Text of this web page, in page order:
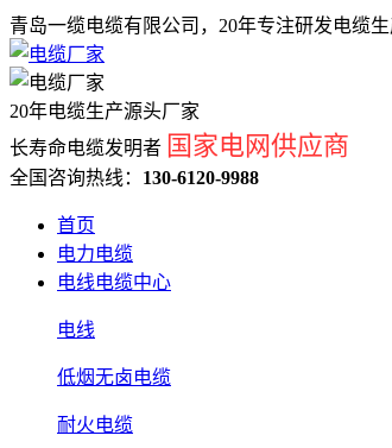
青岛一缆电缆有限公司，20年专注研发电缆
20年电缆生产源头厂家
长寿命电缆发明者 国家电网供应商
全国咨询热线： 130-6120-9988
首页
电力电缆
电线电缆中心
电线
低烟无卤电缆
耐火电缆